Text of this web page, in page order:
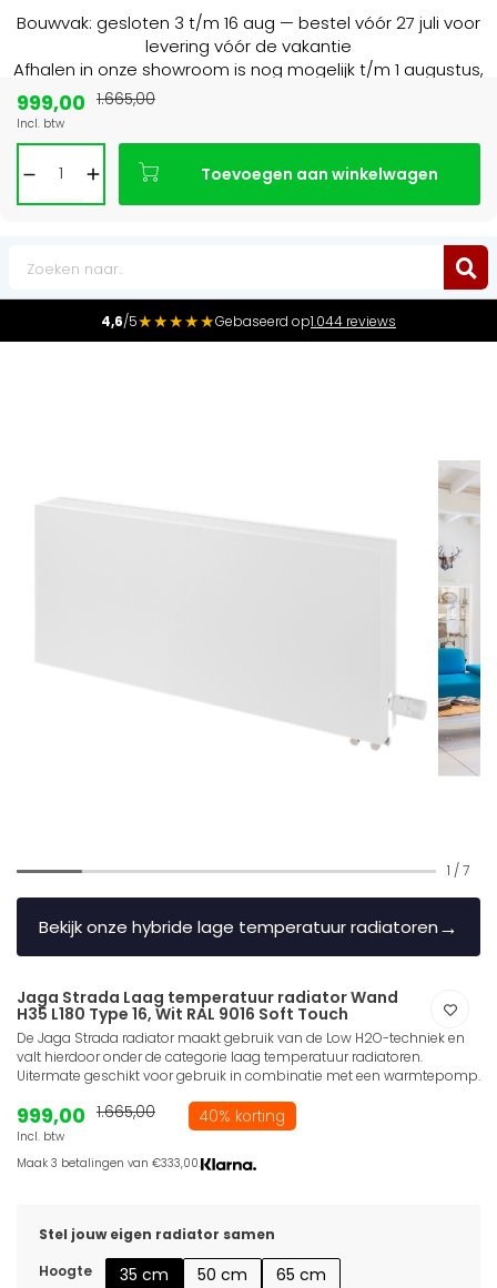
Bouwvak: gesloten 3 t/m 16 aug — bestel vóór 27 juli voor
levering vóór de vakantie
Afhalen in onze showroom is nog mogelijk t/m 1 augustus,
4,6/5★★★★★Gebaseerd op1.044 reviews
1 / 7
Bekijk onze hybride lage temperatuur radiatoren→
Jaga Strada Laag temperatuur radiator Wand
H35 L180 Type 16, Wit RAL 9016 Soft Touch
De Jaga Strada radiator maakt gebruik van de Low H2O-techniek en
valt hierdoor onder de categorie laag temperatuur radiatoren.
Uitermate geschikt voor gebruik in combinatie met een warmtepomp.
999,00
Incl. btw
1.665,00 40% korting
Maak 3 betalingen van €333,00.
Stel jouw eigen radiator samen
Hoogte
35 cm 50 cm 65 cm
999,00
Incl. btw
1.665,00
Toevoegen aan winkelwagen